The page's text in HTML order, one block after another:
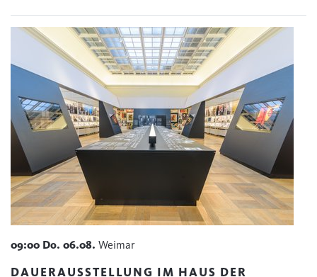
09:00 Do. 06.08. Weimar
DAUERAUSSTELLUNG IM HAUS DER